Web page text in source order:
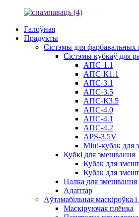
Галоўная
Прадукты
Сістэмы для фарбавальных
Сістэмы кубкаў для
АПС-1.1
АПС-К1.1
АПС-3.1
АПС-3.5
АПС-К3.5
АПС-4.0
АПС-4.1
АПС-4.2
APS-3.5V
Міні-кубак для
Кубкі для змешвання
Кубак для
Кубак для
Палка для змешвання
Адаптар
Аўтамабільная маскіроўка
Маскіруючая плёнка